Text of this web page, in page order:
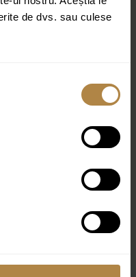
de dvs. sau culese
Invena Smart flow,